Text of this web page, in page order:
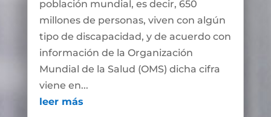
población mundial, es decir, 650
millones de personas, viven con algún
tipo de discapacidad, y de acuerdo con
información de la Organización
Mundial de la Salud (OMS) dicha cifra
viene en...
leer más